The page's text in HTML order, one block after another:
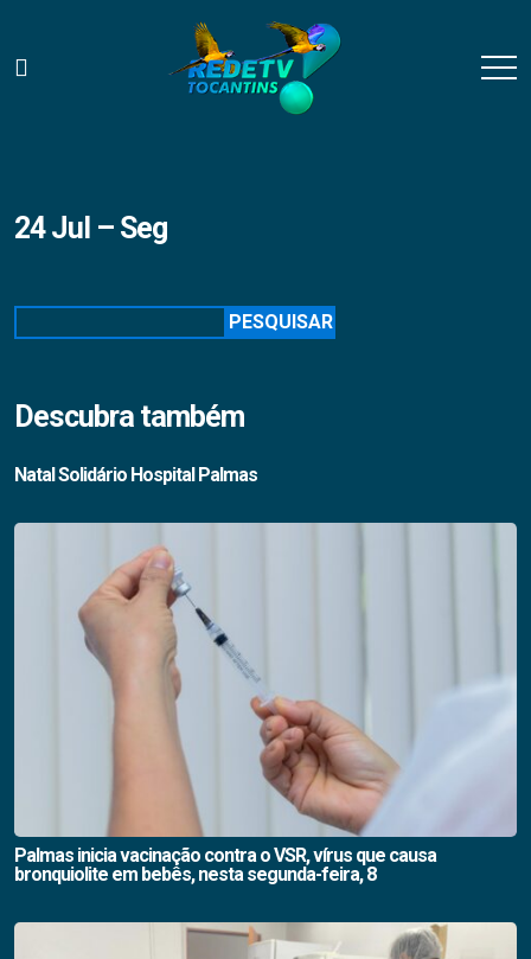
24 Jul – Seg
PESQUISAR
Descubra também
Natal Solidário Hospital Palmas
Palmas inicia vacinação contra o VSR, vírus que causa
bronquiolite em bebês, nesta segunda-feira, 8